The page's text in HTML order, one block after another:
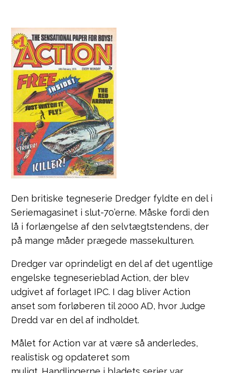
Den britiske tegneserie Dredger fyldte en del i
Seriemagasinet i slut-70’erne. Måske fordi den
lå i forlængelse af den selvtægtstendens, der
på mange måder prægede massekulturen.
Dredger var oprindeligt en del af det ugentlige
engelske tegneserieblad Action, der blev
udgivet af forlaget IPC. I dag bliver Action
anset som forløberen til 2000 AD, hvor Judge
Dredd var en del af indholdet.
Målet for Action var at være så anderledes,
realistisk og opdateret som